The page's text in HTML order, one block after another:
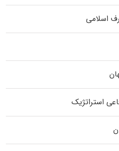
اسلامی
استراتژیک